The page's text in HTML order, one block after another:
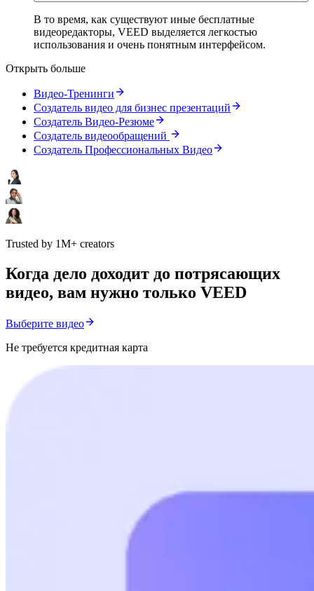
В то время, как существуют иные бесплатные
видеоредакторы, VEED выделяется легкостью
использования и очень понятным интерфейсом.
Открыть больше
Видео-Тренинги
Создатель видео для бизнес презентаций
Создатель Видео-Резюме
Создатель видеообращений
Создатель Профессиональных Видео
Trusted by 1M+ creators
Когда дело доходит до потрясающих
видео, вам нужно только VEED
Выберите видео
Не требуется кредитная карта